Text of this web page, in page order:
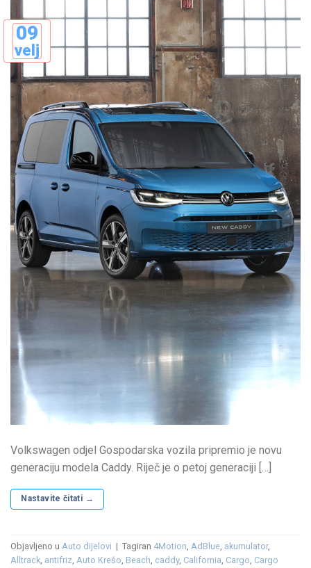
09
velj
Volkswagen odjel Gospodarska vozila pripremio je novu
generaciju modela Caddy. Riječ je o petoj generaciji […]
Nastavite čitati →
Objavljeno u Auto dijelovi | Tagiran 4Motion, AdBlue, akumulator,
Alltrack, antifriz, Auto Krešo, Beach, caddy, California, Cargo, Cargo